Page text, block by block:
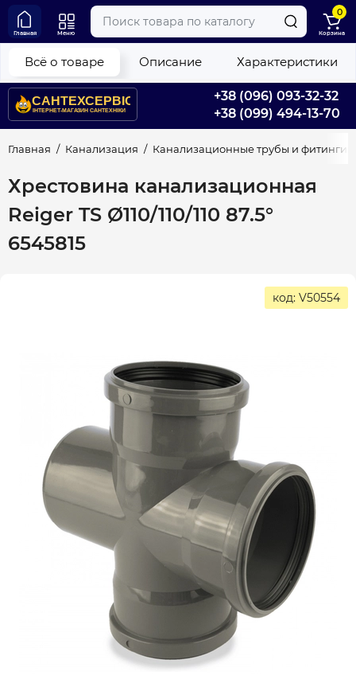
+38 (096) 093-32-32
+38 (099) 494-13-70
Главная Меню
0
Корзина
Главная Канализация Канализационные трубы и фитинги
Хрестовина канализационная
Reiger TS Ø110/110/110 87.5°
6545815
Всё о товаре Описание Характеристики
код: V50554